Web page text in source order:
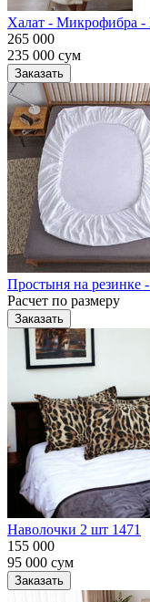
Халат - Микрофибра
265 000
235 000 сум
Заказать
Простыня на резинке
Расчет по размеру
Заказать
Наволочки 2 шт 1471
155 000
95 000 сум
Заказать